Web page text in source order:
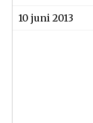
10 juni 2013